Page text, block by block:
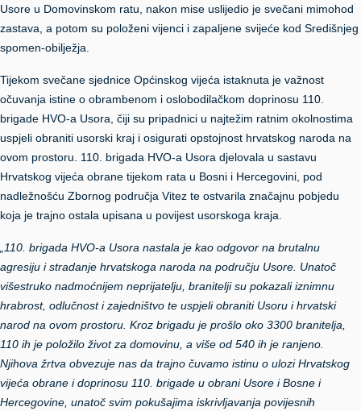
Usore u Domovinskom ratu, nakon mise uslijedio je svečani mimohod
zastava, a potom su položeni vijenci i zapaljene svijeće kod Središnjeg
spomen-obilježja.
Tijekom svečane sjednice Općinskog vijeća istaknuta je važnost
očuvanja istine o obrambenom i oslobodilačkom doprinosu 110.
brigade HVO-a Usora, čiji su pripadnici u najtežim ratnim okolnostima
uspjeli obraniti usorski kraj i osigurati opstojnost hrvatskog naroda na
ovom prostoru. 110. brigada HVO-a Usora djelovala u sastavu
Hrvatskog vijeća obrane tijekom rata u Bosni i Hercegovini, pod
nadležnošću Zbornog područja Vitez te ostvarila značajnu pobjedu
koja je trajno ostala upisana u povijest usorskoga kraja.
„110. brigada HVO-a Usora nastala je kao odgovor na brutalnu
agresiju i stradanje hrvatskoga naroda na području Usore. Unatoč
višestruko nadmoćnijem neprijatelju, branitelji su pokazali iznimnu
hrabrost, odlučnost i zajedništvo te uspjeli obraniti Usoru i hrvatski
narod na ovom prostoru. Kroz brigadu je prošlo oko 3300 branitelja,
110 ih je položilo život za domovinu, a više od 540 ih je ranjeno.
Njihova žrtva obvezuje nas da trajno čuvamo istinu o ulozi Hrvatskog
vijeća obrane i doprinosu 110. brigade u obrani Usore i Bosne i
Hercegovine, unatoč svim pokušajima iskrivljavanja povijesnih